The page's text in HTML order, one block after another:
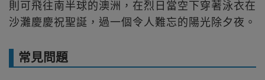
則可飛往南半球的澳洲，在烈日當空下穿著泳衣在
沙灘慶慶祝聖誕，過一個令人難忘的陽光除夕夜。
常見問題